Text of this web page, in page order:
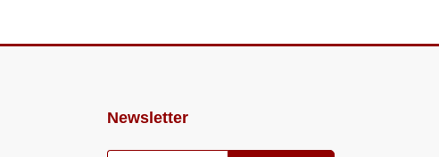
Newsletter